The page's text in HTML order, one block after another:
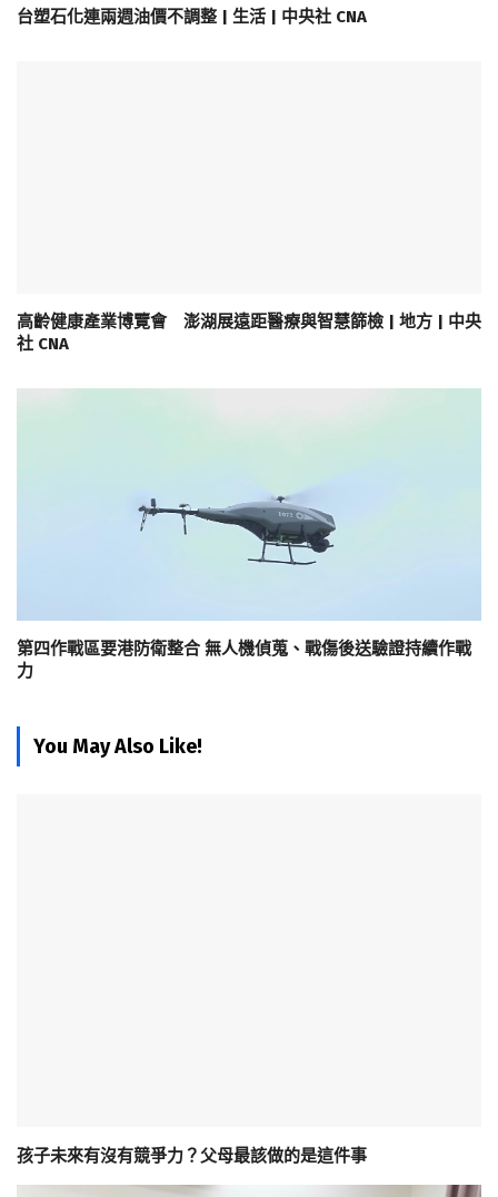
台塑石化連兩週油價不調整 | 生活 | 中央社 CNA
高齡健康產業博覽會 澎湖展遠距醫療與智慧篩檢 | 地方 | 中央
社 CNA
第四作戰區要港防衛整合 無人機偵蒐、戰傷後送驗證持續作戰
力
You May Also Like!
孩子未來有沒有競爭力？父母最該做的是這件事